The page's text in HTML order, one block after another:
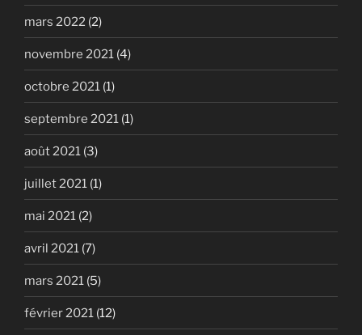
mars 2022 (2)
novembre 2021 (4)
octobre 2021 (1)
septembre 2021 (1)
août 2021 (3)
juillet 2021 (1)
mai 2021 (2)
avril 2021 (7)
mars 2021 (5)
février 2021 (12)